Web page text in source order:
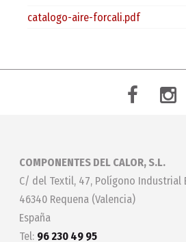
catalogo-aire-forcali.pdf
COMPONENTES DEL CALOR, S.L.
C/ del Textil, 47, Polígono Industrial
46340 Requena (Valencia)
España
Tel: 96 230 49 95